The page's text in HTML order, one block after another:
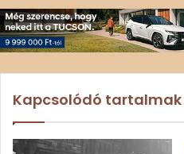
Kapcsolódó tartalmak